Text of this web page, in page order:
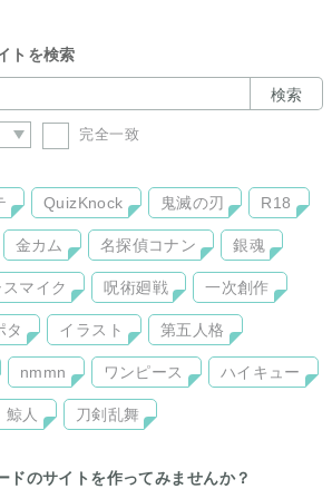
トを検索
検索
完全一致
QuizKnock 鬼滅の刃 R18
金カム 名探偵コナン 銀魂
マイク 呪術廻戦 一次創作
タ イラスト 第五人格
nmmn ワンピース ハイキュー
鯨人 刀剣乱舞
ドのサイトを作ってみませんか？